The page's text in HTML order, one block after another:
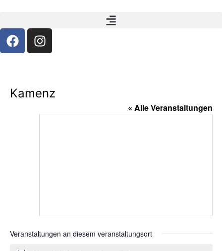
Kamenz
« Alle Veranstaltungen
Veranstaltungen an diesem veranstaltungsort